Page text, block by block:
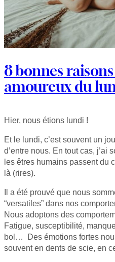
8 bonnes raisons
amoureux du
Hier, nous étions lundi !
Et le lundi, c’est souvent un
d’entre nous. En tout cas, j’ai
les êtres humains passent du
là (rires).
Il a été prouvé que nous
“versatiles” dans nos
Nous adoptons des
Fatigue, susceptibilité,
bol… Des émotions fortes
souvent en dents de scie, en